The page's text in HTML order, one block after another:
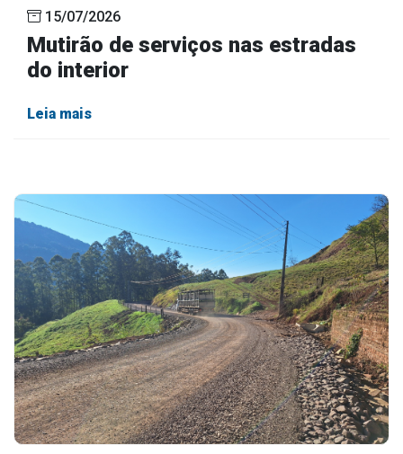
15/07/2026
Mutirão de serviços nas estradas
do interior
Leia mais